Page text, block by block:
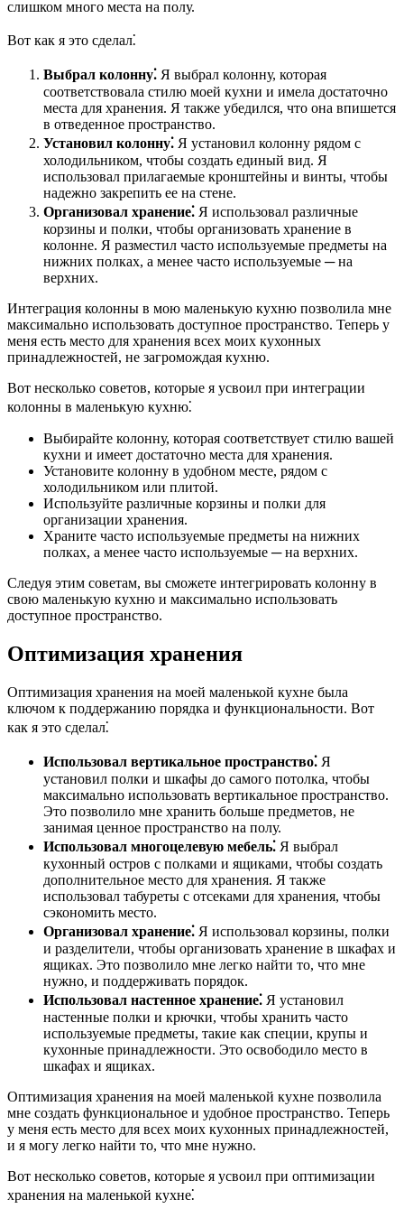
слишком много места на полу.
Вот как я это сделал⁚
Выбрал колонну⁚ Я выбрал колонну, которая
соответствовала стилю моей кухни и имела достаточно
места для хранения. Я также убедился, что она впишется
в отведенное пространство.
Установил колонну⁚ Я установил колонну рядом с
холодильником, чтобы создать единый вид. Я
использовал прилагаемые кронштейны и винты, чтобы
надежно закрепить ее на стене.
Организовал хранение⁚ Я использовал различные
корзины и полки, чтобы организовать хранение в
колонне. Я разместил часто используемые предметы на
нижних полках, а менее часто используемые ─ на
верхних.
Интеграция колонны в мою маленькую кухню позволила мне
максимально использовать доступное пространство. Теперь у
меня есть место для хранения всех моих кухонных
принадлежностей, не загромождая кухню.
Вот несколько советов, которые я усвоил при интеграции
колонны в маленькую кухню⁚
Выбирайте колонну, которая соответствует стилю вашей
кухни и имеет достаточно места для хранения.
Установите колонну в удобном месте, рядом с
холодильником или плитой.
Используйте различные корзины и полки для
организации хранения.
Храните часто используемые предметы на нижних
полках, а менее часто используемые ─ на верхних.
Следуя этим советам, вы сможете интегрировать колонну в
свою маленькую кухню и максимально использовать
доступное пространство.
Оптимизация хранения
Оптимизация хранения на моей маленькой кухне была
ключом к поддержанию порядка и функциональности. Вот
как я это сделал⁚
Использовал вертикальное пространство⁚ Я
установил полки и шкафы до самого потолка, чтобы
максимально использовать вертикальное пространство.
Это позволило мне хранить больше предметов, не
занимая ценное пространство на полу.
Использовал многоцелевую мебель⁚ Я выбрал
кухонный остров с полками и ящиками, чтобы создать
дополнительное место для хранения. Я также
использовал табуреты с отсеками для хранения, чтобы
сэкономить место.
Организовал хранение⁚ Я использовал корзины, полки
и разделители, чтобы организовать хранение в шкафах и
ящиках. Это позволило мне легко найти то, что мне
нужно, и поддерживать порядок.
Использовал настенное хранение⁚ Я установил
настенные полки и крючки, чтобы хранить часто
используемые предметы, такие как специи, крупы и
кухонные принадлежности. Это освободило место в
шкафах и ящиках.
Оптимизация хранения на моей маленькой кухне позволила
мне создать функциональное и удобное пространство. Теперь
у меня есть место для всех моих кухонных принадлежностей,
и я могу легко найти то, что мне нужно.
Вот несколько советов, которые я усвоил при оптимизации
хранения на маленькой кухне⁚